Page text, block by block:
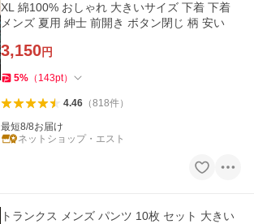
XL 綿100% おしゃれ 大きいサイズ 下着 下着
メンズ 夏用 紳士 前開き ボタン閉じ 柄 安い
3,150円
5% （ 143pt）
4.46（818件）
最短8/8お届け
ネットショップ・エスト
トランクス メンズ パンツ 10枚 セット 大きい